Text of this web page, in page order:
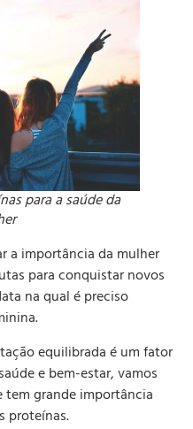
para a saúde da
a importância da mulher
para conquistar novos
na qual é preciso
equilibrada é um fator
e bem-estar, vamos
grande importância
proteínas.